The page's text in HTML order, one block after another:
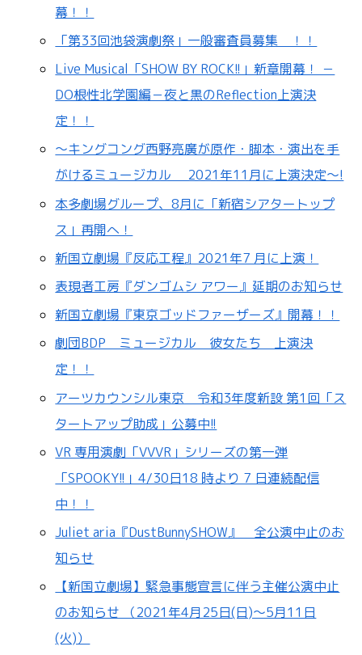
幕！！
「第33回池袋演劇祭」一般審査員募集 ！！
Live Musical「SHOW BY ROCK!!」新章開幕！ －
DO根性北学園編－夜と黒のReflection上演決
定！！
〜キングコング西野亮廣が原作・脚本・演出を手
がけるミュージカル 2021年11月に上演決定〜!
本多劇場グループ、8月に「新宿シアタートップ
ス」再開へ！
新国立劇場『反応工程』2021年7 月に上演！
表現者工房『ダンゴムシ アワー』延期のお知らせ
新国立劇場『東京ゴッドファーザーズ』開幕！！
劇団BDP ミュージカル 彼女たち 上演決
定！！
アーツカウンシル東京 令和3年度新設 第1回「ス
タートアップ助成」公募中!!
VR 専用演劇「VVVR」シリーズの第一弾
「SPOOKY!!」4/30日18 時より 7 日連続配信
中！！
Juliet aria『DustBunnySHOW』 全公演中止のお
知らせ
【新国立劇場】緊急事態宣言に伴う主催公演中止
のお知らせ （2021年4月25日(日)～5月11日
(火)）